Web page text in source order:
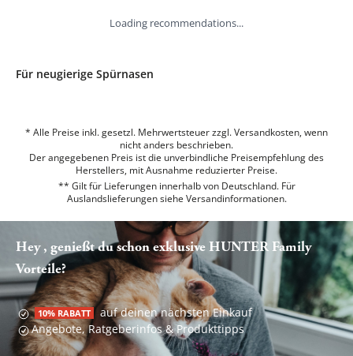
Loading recommendations...
Für neugierige Spürnasen
* Alle Preise inkl. gesetzl. Mehrwertsteuer zzgl. Versandkosten, wenn
nicht anders beschrieben.
Der angegebenen Preis ist die unverbindliche Preisempfehlung des
Herstellers, mit Ausnahme reduzierter Preise.
** Gilt für Lieferungen innerhalb von Deutschland. Für
Auslandslieferungen siehe Versandinformationen.
Hey , genießt du schon exklusive HUNTER Family
Vorteile?
10% RABATT auf deinen nächsten Einkauf
Angebote, Ratgeberinfos & Produkttipps